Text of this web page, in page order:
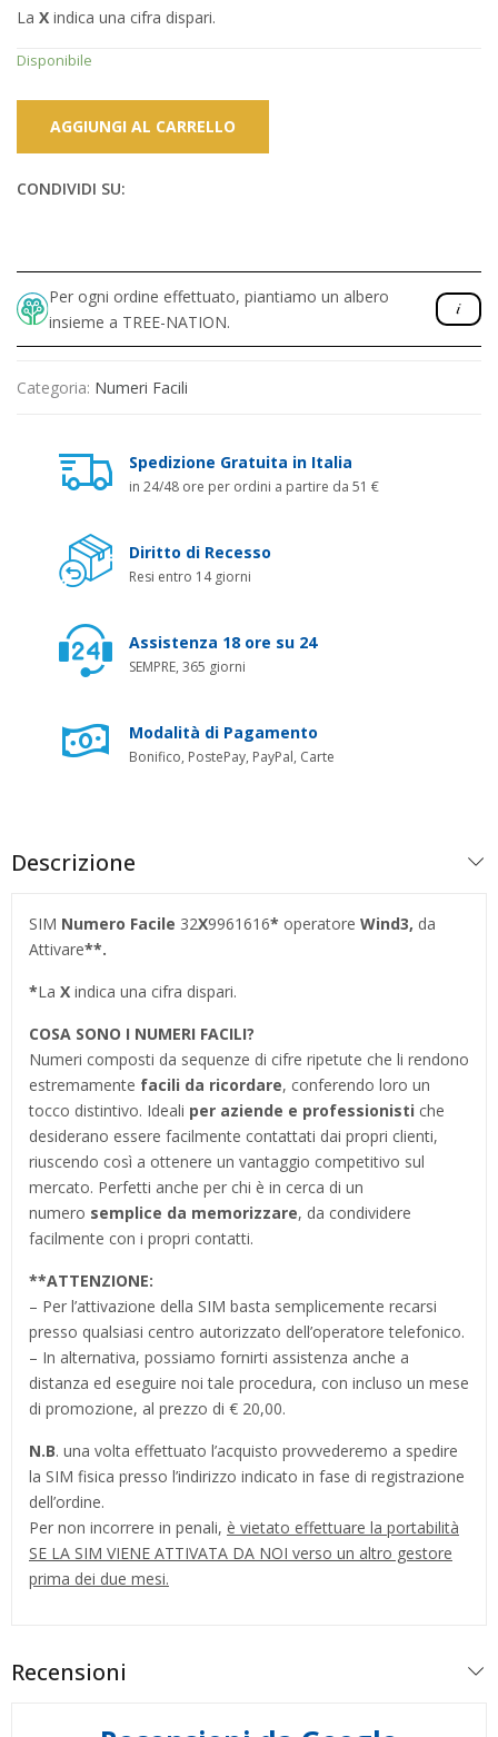
La X indica una cifra dispari.
Disponibile
AGGIUNGI AL CARRELLO
CONDIVIDI SU:
Per ogni ordine effettuato, piantiamo un albero
insieme a TREE-NATION.
Categoria: Numeri Facili
Spedizione Gratuita in Italia
in 24/48 ore per ordini a partire da 51 €
Diritto di Recesso
Resi entro 14 giorni
Assistenza 18 ore su 24
SEMPRE, 365 giorni
Modalità di Pagamento
Bonifico, PostePay, PayPal, Carte
Descrizione
SIM Numero Facile 32X9961616* operatore Wind3, da
Attivare**.
*La X indica una cifra dispari.
COSA SONO I NUMERI FACILI?
Numeri composti da sequenze di cifre ripetute che li rendono
estremamente facili da ricordare, conferendo loro un
tocco distintivo. Ideali per aziende e professionisti che
desiderano essere facilmente contattati dai propri clienti,
riuscendo così a ottenere un vantaggio competitivo sul
mercato. Perfetti anche per chi è in cerca di un
numero semplice da memorizzare, da condividere
facilmente con i propri contatti.
**ATTENZIONE:
– Per l’attivazione della SIM basta semplicemente recarsi
presso qualsiasi centro autorizzato dell’operatore telefonico.
– In alternativa, possiamo fornirti assistenza anche a
distanza ed eseguire noi tale procedura, con incluso un mese
di promozione, al prezzo di € 20,00.
N.B. una volta effettuato l’acquisto provvederemo a spedire
la SIM fisica presso l’indirizzo indicato in fase di registrazione
dell’ordine.
Per non incorrere in penali, è vietato effettuare la portabilità
SE LA SIM VIENE ATTIVATA DA NOI verso un altro gestore
prima dei due mesi.
Recensioni